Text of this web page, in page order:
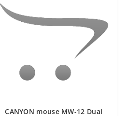
CANYON mouse MW-12 Dual